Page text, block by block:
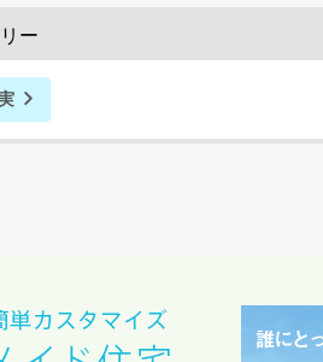
ー
当社は、本サービス又は利用契約に関し，お
任、その他の法律上の請求原因の如何を問わ
当社は、お客様が本サービスを利用すること